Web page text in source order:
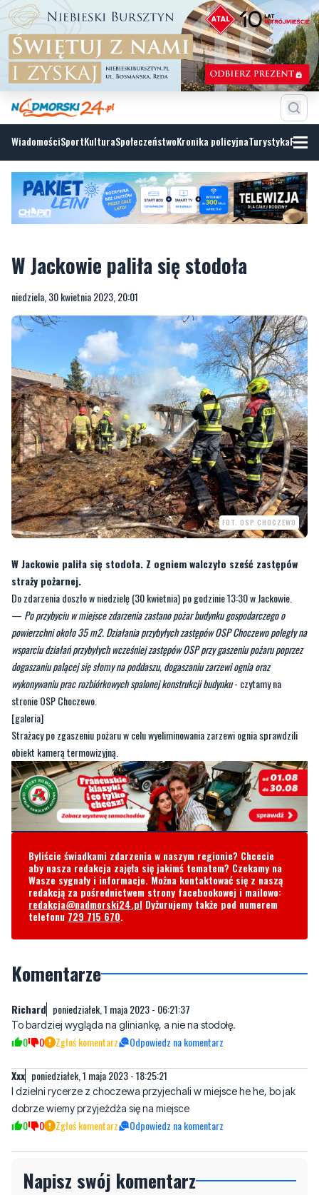
WiadomościSportKulturaSpołeczeństwoKronika policyjnaTurystyka
W Jackowie paliła się stodoła
niedziela, 30 kwietnia 2023, 20:01
FOT. OSP CHOCZEWO
W Jackowie paliła się stodoła. Z ogniem walczyło sześć zastępów
straży pożarnej.
Do zdarzenia doszło w niedzielę (30 kwietnia) po godzinie 13:30 w Jackowie.
— Po przybyciu w miejsce zdarzenia zastano pożar budynku gospodarczego o
powierzchni około 35 m2. Działania przybyłych zastępów OSP Choczewo poległy na
wsparciu działań przybyłych wcześniej zastępów OSP przy gaszeniu pożaru poprzez
dogaszaniu palącej się słomy na poddaszu, dogaszaniu zarzewi ognia oraz
wykonywaniu prac rozbiórkowych spalonej konstrukcji budynku- czytamy na
stronie OSP Choczewo.
[galeria]
Strażacy po zgaszeniu pożaru w celu wyeliminowania zarzewi ognia sprawdzili
obiekt kamerą termowizyjną.
Byliście świadkami zdarzenia w naszym regionie? Chcecie
aby nasza redakcja zajęła się jakimś tematem? Czekamy na
Wasze sygnały i informacje. Można kontaktować się z naszą
redakcją za pośrednictwem strony facebookowej i mailowo:
redakcja@nadmorski24.pl Dyżurujemy także pod numerem
telefonu 729 715 670.
Komentarze
Richard poniedziałek, 1 maja 2023 - 06:21:37
To bardziej wygląda na gliniankę, a nie na stodołę.
0 0 Zgłoś komentarz Odpowiedz na komentarz
Xxx poniedziałek, 1 maja 2023 - 18:25:21
I dzielni rycerze z choczewa przyjechali w miejsce he he, bo jak
dobrze wiemy przyjeżdża się na miejsce
0 0 Zgłoś komentarz Odpowiedz na komentarz
Napisz swój komentarz